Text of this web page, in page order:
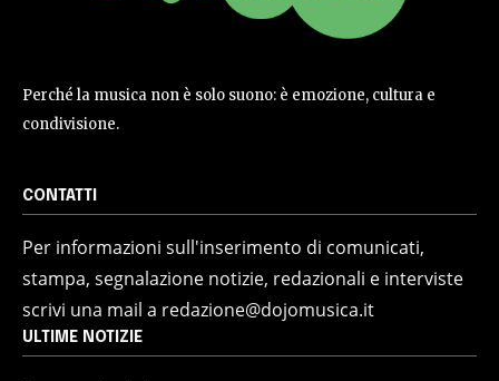
Perché la musica non è solo suono: è emozione, cultura e
condivisione.
CONTATTI
Per informazioni sull'inserimento di comunicati,
stampa, segnalazione notizie, redazionali e interviste
scrivi una mail a redazione@dojomusica.it
ULTIME NOTIZIE